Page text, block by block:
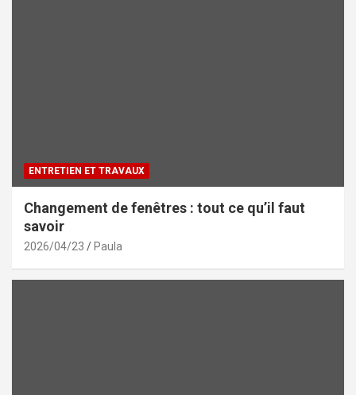
ENTRETIEN ET TRAVAUX
Changement de fenêtres : tout ce qu’il faut
savoir
2026/04/23 Paula